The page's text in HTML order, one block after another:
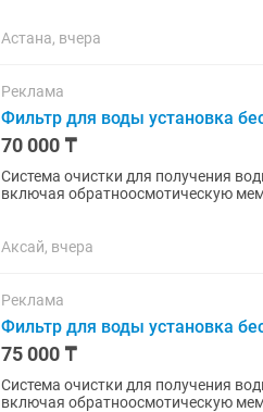
Астана, вчера
Реклама
Фильтр для воды установка
70 000 ₸
Система очистки для получения
включая обратноосмотическую
Аксай, вчера
Реклама
Фильтр для воды установка
75 000 ₸
Система очистки для получения
включая обратноосмотическую